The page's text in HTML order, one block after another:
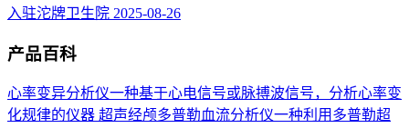
入驻沱牌卫生院 2025-08-26
产品百科
心率变异分析仪一种基于心电信号或脉搏波信号，分析心率变
化规律的仪器 超声经颅多普勒血流分析仪一种利用多普勒超